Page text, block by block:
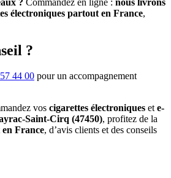
électroniques partout en France,
?
44 00 pour un accompagnement
vos cigarettes électroniques ete-
Saint-Cirq (47450), profitez de la
France, d’avis clients et des conseils